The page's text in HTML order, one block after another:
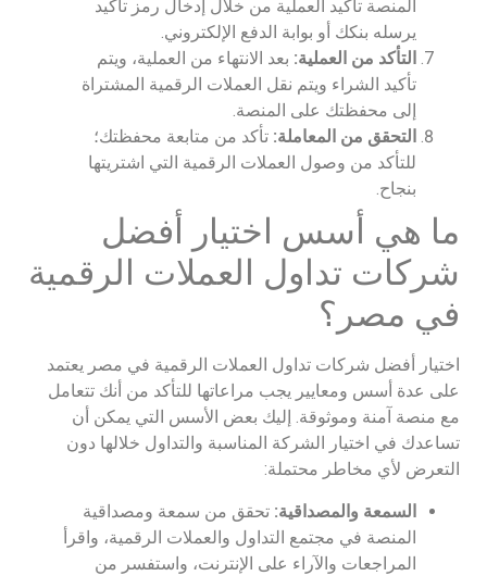
المنصة تأكيد العملية من خلال إدخال رمز تأكيد
يرسله بنكك أو بوابة الدفع الإلكتروني.
التأكد من العملية: بعد الانتهاء من العملية، ويتم
تأكيد الشراء ويتم نقل العملات الرقمية المشتراة
إلى محفظتك على المنصة.
التحقق من المعاملة: تأكد من متابعة محفظتك؛
للتأكد من وصول العملات الرقمية التي اشتريتها
بنجاح.
ما هي أسس اختيار أفضل
شركات تداول العملات الرقمية
في مصر؟
اختيار أفضل شركات تداول العملات الرقمية في مصر يعتمد
على عدة أسس ومعايير يجب مراعاتها للتأكد من أنك تتعامل
مع منصة آمنة وموثوقة. إليك بعض الأسس التي يمكن أن
تساعدك في اختيار الشركة المناسبة والتداول خلالها دون
التعرض لأي مخاطر محتملة:
السمعة والمصداقية: تحقق من سمعة ومصداقية
المنصة في مجتمع التداول والعملات الرقمية، واقرأ
المراجعات والآراء على الإنترنت، واستفسر من